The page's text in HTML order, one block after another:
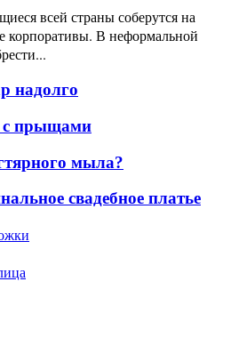
всей страны соберутся на
корпоративы. В неформальной
надолго
с прыщами
мыла?
свадебное платье